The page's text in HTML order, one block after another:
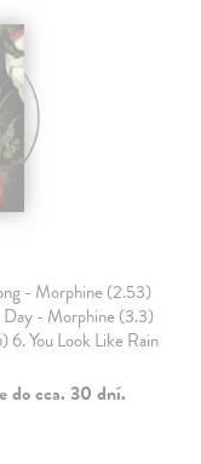
- Morphine (2.53)
- Morphine (3.3)
6. You Look Like Rain
do cca. 30 dní.